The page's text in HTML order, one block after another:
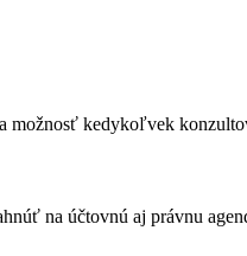
možnosť kedykoľvek
na účtovnú aj právnu